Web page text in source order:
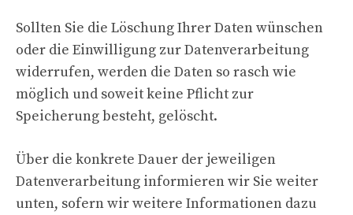
Sollten Sie die Löschung Ihrer Daten wünschen
oder die Einwilligung zur Datenverarbeitung
widerrufen, werden die Daten so rasch wie
möglich und soweit keine Pflicht zur
Speicherung besteht, gelöscht.
Über die konkrete Dauer der jeweiligen
Datenverarbeitung informieren wir Sie weiter
unten, sofern wir weitere Informationen dazu